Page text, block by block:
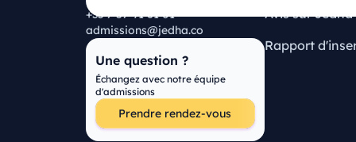
+33 7 57 91 61 01
admissions@jedha.co
Une question ?
Échangez avec notre équipe
d'admissions
Prendre rendez-vous
Avis sur Jedha
Rapport